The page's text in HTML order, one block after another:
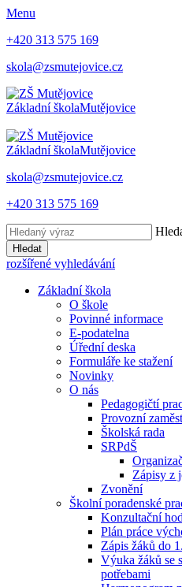
Menu
+420 313 575 169
skola@zsmutejovice.cz
Základní školaMutějovice
Základní školaMutějovice
skola@zsmutejovice.cz
+420 313 575 169
Hledat
rozšířené vyhledávání
Základní škola
O škole
Povinné informace
E-podatelna
Úřední deska
Formuláře ke stažení
Novinky
O nás
Pedagogičtí
Provozní
Školská rada
SRPdŠ
Zápisy z
Zvonění
Školní poradenské
Konzultační
Plán práce
Zápis žáků do
Výuka žáků se
potřebami